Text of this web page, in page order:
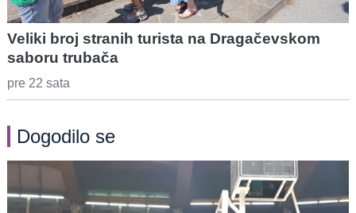
Veliki broj stranih turista na Dragačevskom
saboru trubača
pre 22 sata
Dogodilo se